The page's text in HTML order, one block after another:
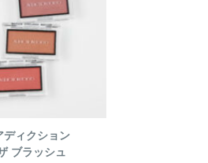
ディクション
ブラッシュ